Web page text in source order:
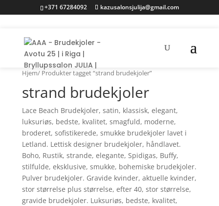
+371 67284092 kazusalonsjulija@gmail.com
Hjem/ Produkter tagget “strand brudekjoler”
strand brudekjoler
Lace Beach Brudekjoler, satin, klassisk, elegant,
luksuriøs, bedste, kvalitet, smagfuld, moderne,
broderet, sofistikerede, smukke brudekjoler lavet i
Letland. Lettisk designer brudekjoler, håndlavet.
Boho, Rustik, strande, elegante, Spidigas, Buffy,
stilfulde, eksklusive, smukke, bohemiske brudekjoler.
Pulver brudekjoler. Gravide kvinder, aktuelle kvinder,
stor størrelse plus størrelse, efter 40, stor størrelse,
gravide brudekjoler. Luksuriøs, bedste, kvalitet,